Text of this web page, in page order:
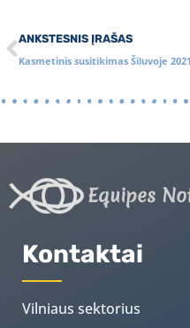
ANKSTESNIS ĮRAŠAS
Kasmetinis susitikimas Šiluvoje 2021
Equipes
Kontaktai
Vilniaus sektorius